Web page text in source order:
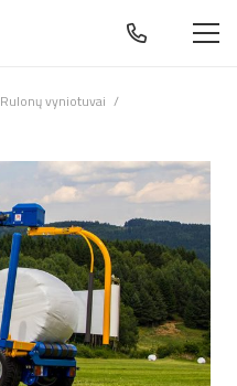
Rulonų vyniotuvai /